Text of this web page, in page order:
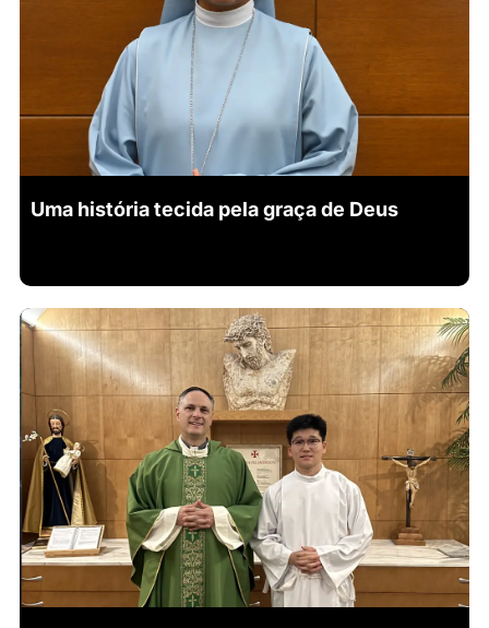
Uma história tecida pela graça de Deus